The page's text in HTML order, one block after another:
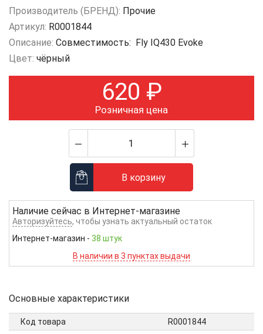
Производитель (БРЕНД): Прочие
Артикул: R0001844
Описание: Совместимость: Fly IQ430 Evoke
Цвет: чёрный
620 ₽
Розничная цена
В корзину
Наличие сейчас в Интернет-магазине
Авторизуйтесь, чтобы узнать актуальный остаток
Интернет-магазин - 38 штук
В наличии в 3 пунктах выдачи
Основные характеристики
Код товара
R0001844